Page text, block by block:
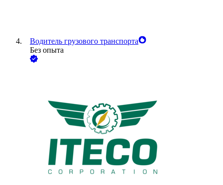
Водитель грузового транспорта
Без опыта